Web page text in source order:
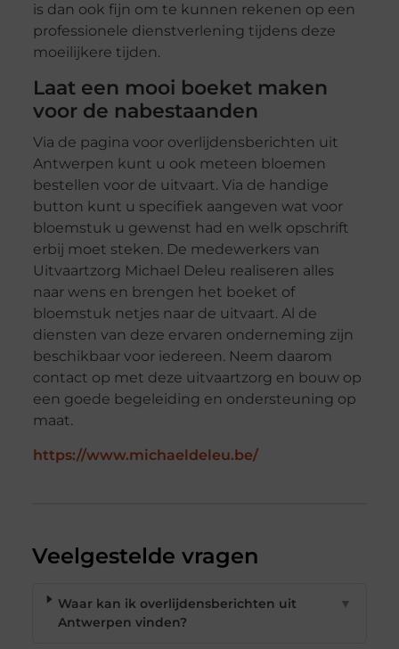
is dan ook fijn om te kunnen rekenen op een
professionele dienstverlening tijdens deze
moeilijkere tijden.
Laat een mooi boeket maken
voor de nabestaanden
Via de pagina voor overlijdensberichten uit
Antwerpen kunt u ook meteen bloemen
bestellen voor de uitvaart. Via de handige
button kunt u specifiek aangeven wat voor
bloemstuk u gewenst had en welk opschrift
erbij moet steken. De medewerkers van
Uitvaartzorg Michael Deleu realiseren alles
naar wens en brengen het boeket of
bloemstuk netjes naar de uitvaart. Al de
diensten van deze ervaren onderneming zijn
beschikbaar voor iedereen. Neem daarom
contact op met deze uitvaartzorg en bouw op
een goede begeleiding en ondersteuning op
maat.
https://www.michaeldeleu.be/
Veelgestelde vragen
Waar kan ik overlijdensberichten uit
Antwerpen vinden?
▼